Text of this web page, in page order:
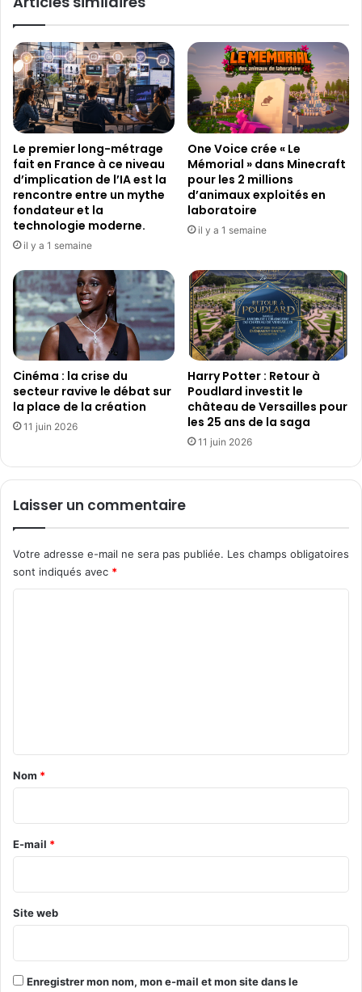
e
t
l
e
s
e
v
e
n
u
s
u
e
e
s
o
n
t
r
é
p
l
u
s
a
t
e
d
u
s
r
S
t
e
a
m
a
v
e
c
0
0
0
o
Le premier long-métrage
fait en France à ce niveau
d’implication de l’IA est la
rencontre entre un mythe
fondateur et la
technologie moderne.
il y a 1 semaine
One Voice crée « Le
Mémorial » dans Minecraft
pour les 2 millions
d’animaux exploités en
laboratoire
il y a 1 semaine
Cinéma : la crise du
secteur ravive le débat sur
la place de la création
11 juin 2026
Harry Potter : Retour à
Poudlard investit le
château de Versailles pour
les 25 ans de la saga
11 juin 2026
Laisser un commentaire
Votre adresse e-mail ne sera pas publiée. Les champs obligatoires
sont indiqués avec *
a
r
e
Nom *
E-mail *
Site web
Enregistrer mon nom, mon e-mail et mon site dans le